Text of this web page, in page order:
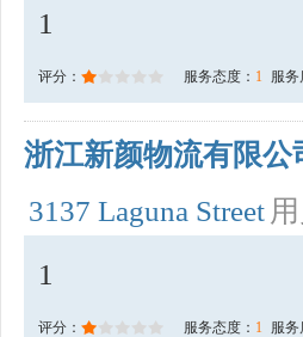
1
评分： 服务态度： 1 服务
浙江新颜物流有限公
3137 Laguna Street
1
评分： 服务态度： 1 服务